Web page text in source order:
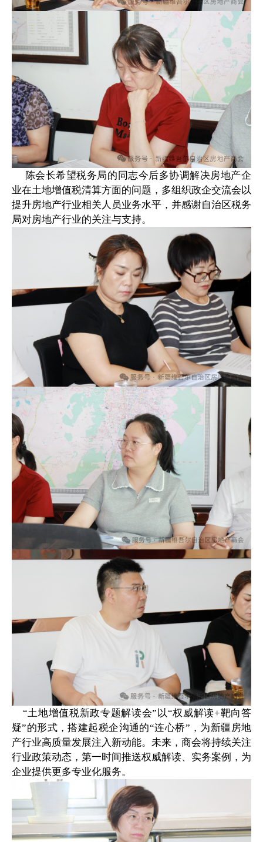
陈会长希望税务局的同志今后多协调解决房地产企
业在土地增值税清算方面的问题，多组织政企交流会以
提升房地产行业相关人员业务水平，并感谢自治区税务
局对房地产行业的关注与支持。
“土地增值税新政专题解读会”以“权威解读+靶向答
疑”的形式，搭建起税企沟通的“连心桥”，为新疆房地
产行业高质量发展注入新动能。未来，商会将持续关注
行业政策动态，第一时间推送权威解读、实务案例，为
企业提供更多专业化服务。